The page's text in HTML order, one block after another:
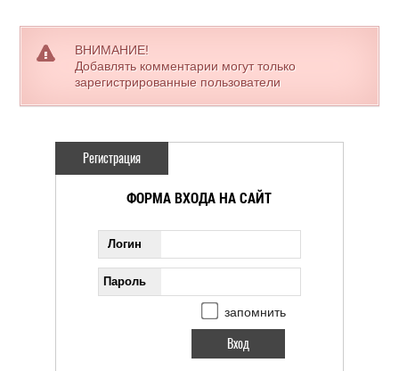
ВНИМАНИЕ!
Добавлять комментарии могут только
зарегистрированные пользователи
Регистрация
ФОРМА ВХОДА НА САЙТ
Логин
Пароль
запомнить